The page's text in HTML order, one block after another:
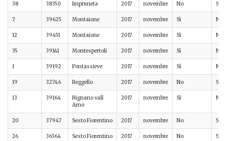
38 38350 Impruneta 2017 novembre No Sì
7 39625 Montaione 2017 novembre Sì No
12 39451 Montaione 2017 novembre Sì No
35 39141 Montespertoli 2017 novembre Sì No
1 39192 Pontassieve 2017 novembre Sì No
19 32746 Reggello 2017 novembre No Sì
13 39164
Rignano sull
Arno
2017 novembre Sì No
20 37947 Sesto Fiorentino 2017 novembre No Sì
26 36364 Sesto Fiorentino 2017 novembre No Sì